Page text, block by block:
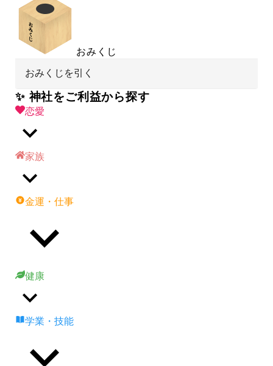
おみくじ
おみくじを引く
✨ 神社をご利益から探す
恋愛
家族
金運・仕事
健康
学業・技能